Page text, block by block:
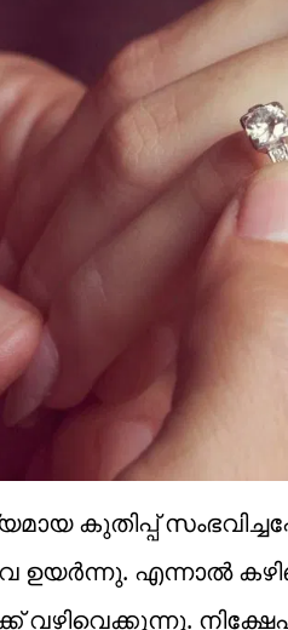
കുതിപ്പ്
എന്നാല്‍ കഴിഞ്ഞ